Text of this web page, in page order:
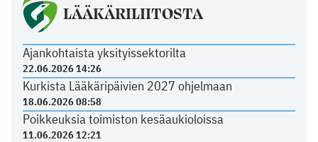
LÄÄKÄRILIITOSTA
Ajankohtaista yksityissektorilta
22.06.2026 14:26
Kurkista Lääkäripäivien 2027 ohjelmaan
18.06.2026 08:58
Poikkeuksia toimiston kesäaukioloissa
11.06.2026 12:21